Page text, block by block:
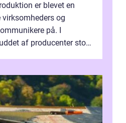
er blevet en
og
på. I
af producenter stort,